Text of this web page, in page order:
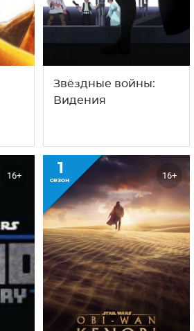
Звёздные войны:
Видения
16+ 1
сезон 16+